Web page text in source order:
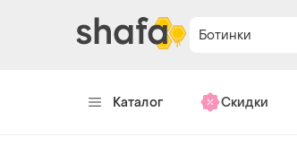
Ботинки
Каталог Скидки